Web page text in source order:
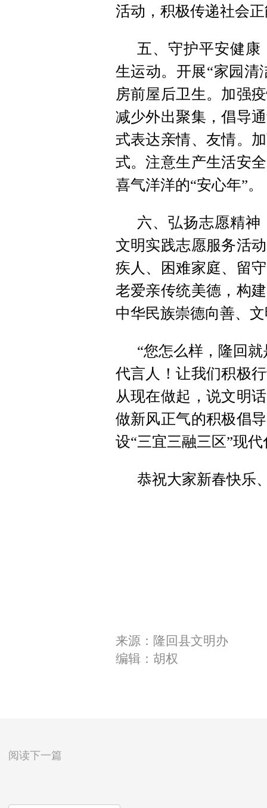
活动，积极传递社会
五、守护平安健
生运动。开展“家园清
房前屋后卫生。加强
减少外出聚集，倡导
式表达亲情、友情。
式。注意生产生活安
喜气洋洋的“安心年”。
六、弘扬志愿精
文明实践志愿服务活
疾人、困难家庭、留
老爱亲传统美德，构
中华民族崇德向善、
“您怎么样，隆回
代言人！让我们积极
从现在做起，说文明
做新风正气的积极倡
设“三宜三融三区”现
恭祝大家新春快乐
来源：隆回县文明办
编辑：胡权
阅读下一篇